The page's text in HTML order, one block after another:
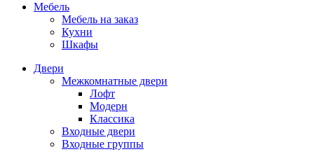
Мебель
Мебель на заказ
Кухни
Шкафы
Двери
Межкомнатные двери
Лофт
Модерн
Классика
Входные двери
Входные группы